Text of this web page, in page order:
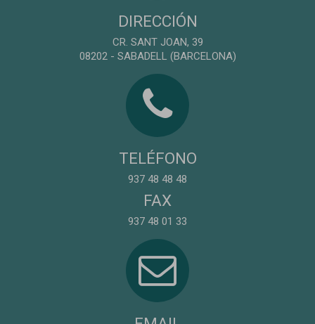
DIRECCIÓN
CR. SANT JOAN, 39
08202 - SABADELL (BARCELONA)
TELÉFONO
937 48 48 48
FAX
937 48 01 33